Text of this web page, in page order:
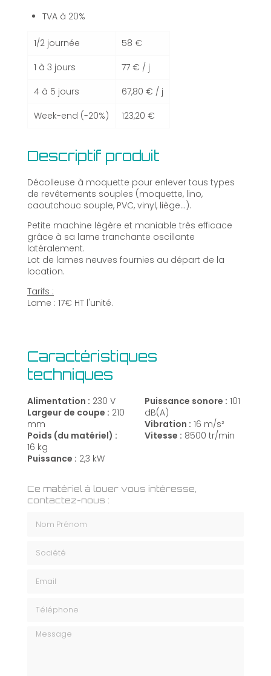
de
location)
TVA à 20%
1/2 journée
58 €
1 à 3 jours
77 € / j
4 à 5 jours
67,80 € / j
Week-end (-20%)
123,20 €
Ce matériel à louer vous intéresse,
contactez-nous :
Message
Descriptif produit
Décolleuse à moquette pour enlever tous types
de revêtements souples (moquette, lino,
caoutchouc souple, PVC, vinyl, liège...).
Petite machine légère et maniable très efficace
grâce à sa lame tranchante oscillante
latéralement.
Lot de lames neuves fournies au départ de la
location.
Tarifs :
Lame : 17€ HT l'unité.
Caractéristiques
techniques
Alimentation : 230 V
Largeur de coupe : 210
mm
Poids (du matériel) :
16 kg
Puissance : 2,3 kW
Puissance sonore : 101
dB(A)
Vibration : 16 m/s²
Vitesse : 8500 tr/min